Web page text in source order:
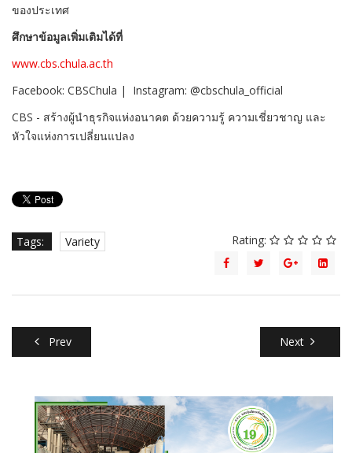
ของประเทศ
ศึกษาข้อมูลเพิ่มเติมได้ที่
www.cbs.chula.ac.th
Facebook: CBSChula | Instagram: @cbschula_official
CBS - สร้างผู้นำธุรกิจแห่งอนาคต ด้วยความรู้ ความเชี่ยวชาญ และ
หัวใจแห่งการเปลี่ยนแปลง
Tags: Variety Rating:
Prev Next